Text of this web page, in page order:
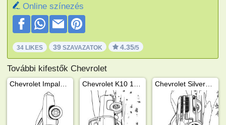
Online színezés
34 LIKES 39 SZAVAZATOK 4.35/5
További kifestők Chevrolet